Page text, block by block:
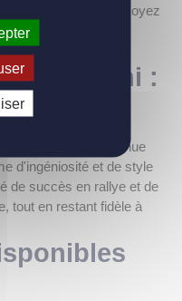
Que vous soyez
Mini offre une
Mini :
1950 lorsque la
Mini est devenue
d'ingéniosité et de style
de succès en rallye et de
tout en restant fidèle à